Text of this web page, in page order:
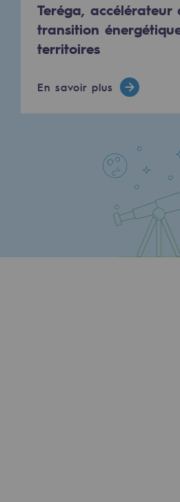
Communiqués de
Actualités
Documentation
Evénements
Les actions soutenues
Teréga, accélérateur
transition
territoires
En savoir plus